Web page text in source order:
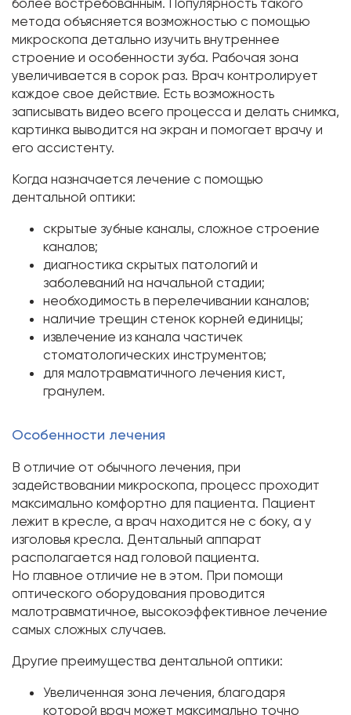
более востребованным. Популярность такого
метода объясняется возможностью с помощью
микроскопа детально изучить внутреннее
строение и особенности зуба. Рабочая зона
увеличивается в сорок раз. Врач контролирует
каждое свое действие. Есть возможность
записывать видео всего процесса и делать снимка,
картинка выводится на экран и помогает врачу и
его ассистенту.
Когда назначается лечение с помощью
дентальной оптики:
скрытые зубные каналы, сложное строение
каналов;
диагностика скрытых патологий и
заболеваний на начальной стадии;
необходимость в перелечивании каналов;
наличие трещин стенок корней единицы;
извлечение из канала частичек
стоматологических инструментов;
для малотравматичного лечения кист,
гранулем.
Особенности лечения
В отличие от обычного лечения, при
задействовании микроскопа, процесс проходит
максимально комфортно для пациента. Пациент
лежит в кресле, а врач находится не с боку, а у
изголовья кресла. Дентальный аппарат
располагается над головой пациента.
Но главное отличие не в этом. При помощи
оптического оборудования проводится
малотравматичное, высокоэффективное лечение
самых сложных случаев.
Другие преимущества дентальной оптики:
Увеличенная зона лечения, благодаря
которой врач может максимально точно